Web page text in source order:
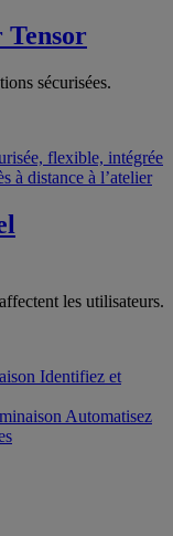
Tensor
sécurisées.
flexible, intégrée
à distance à l’atelier
les utilisateurs.
Identifiez et
Automatisez